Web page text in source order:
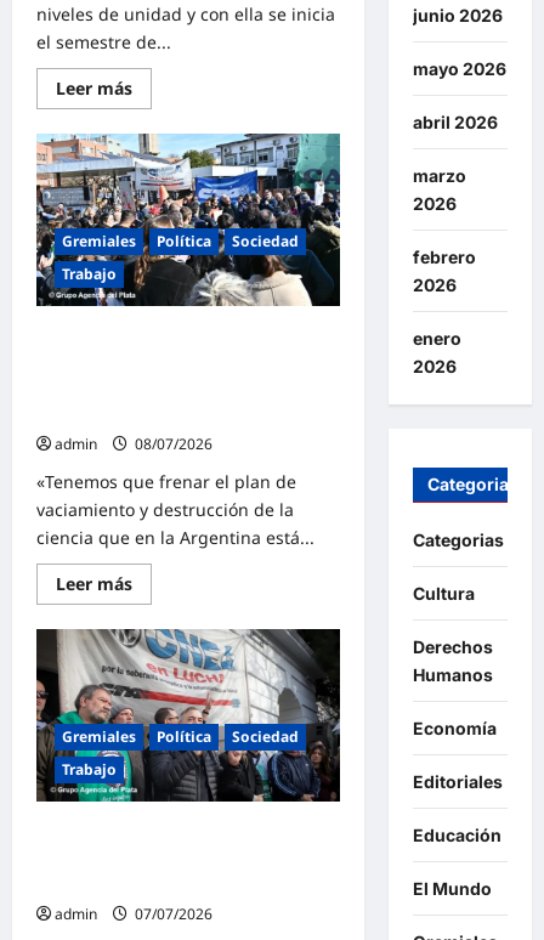
niveles de unidad y con ella se inicia
el semestre de...
Leer másLee
más
ATE
marchó
al
Congreso
por
un
aumento
de
emergencia
de
los
del
ha
roto
las
vidas
de
todos
Gremiales Política
Sociedad
Trabajo
admin
08/07/2026
«Tenemos que frenar el plan de
vaciamiento y destrucción de la
ciencia que en la Argentina está...
Leer másLee
más
ATE
marchó
a
la
Comisión
Nacional
de
Energía
Atómica
y
se
de
fuerza
Gremiales Política
Sociedad
Trabajo
admin
07/07/2026
junio 2026
mayo 2026
abril 2026
marzo
2026
febrero
2026
enero
2026
Categorias
Categorias
Cultura
Derechos
Humanos
Economía
Editoriales
Educación
El Mundo